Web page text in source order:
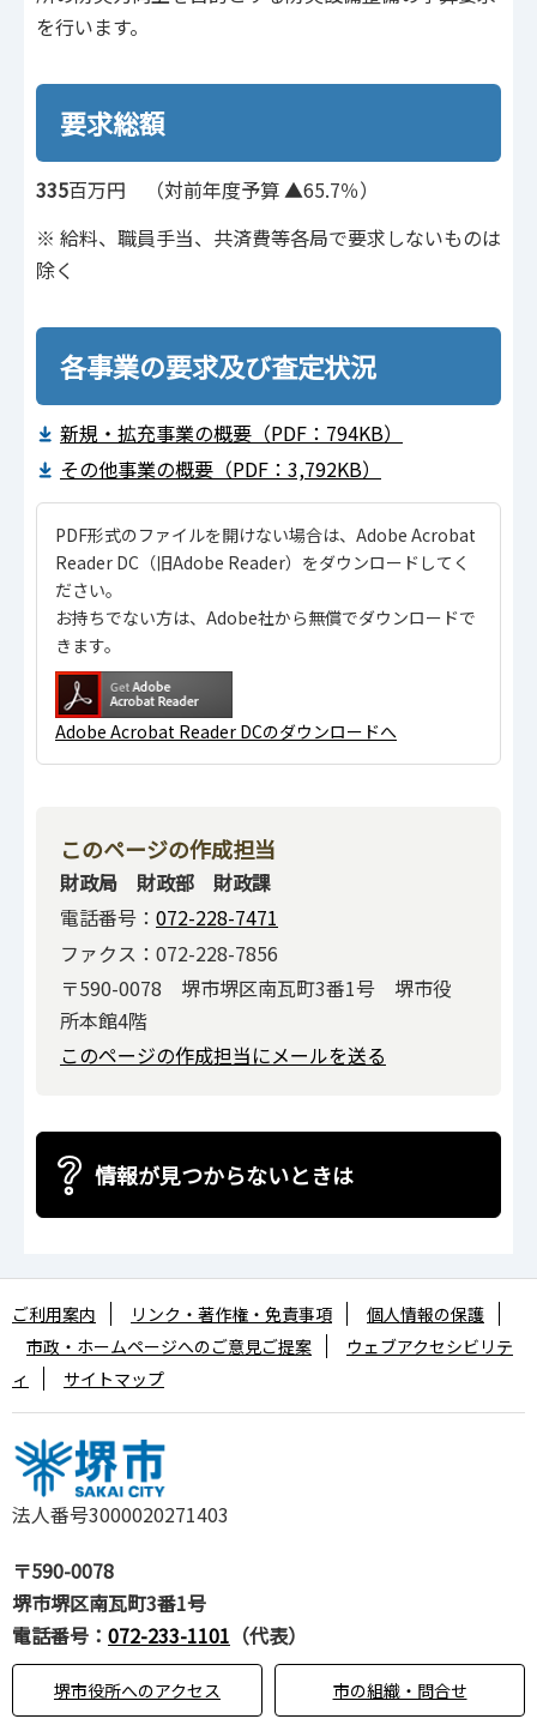
を行います。
要求総額
335百万円 （対前年度予算 ▲65.7％）
※ 給料、職員手当、共済費等各局で要求しないものは
除く
各事業の要求及び査定状況
新規・拡充事業の概要（PDF：794KB）
その他事業の概要（PDF：3,792KB）
PDF形式のファイルを開けない場合は、Adobe Acrobat
Reader DC（旧Adobe Reader）をダウンロードしてく
ださい。
お持ちでない方は、Adobe社から無償でダウンロードで
きます。
Adobe Acrobat Reader DCのダウンロードへ
このページの作成担当
財政局 財政部 財政課
電話番号： 072-228-7471
ファクス：072-228-7856
〒590-0078 堺市堺区南瓦町3番1号 堺市役
所本館4階
このページの作成担当にメールを送る
情報が見つからないときは
法人番号3000020271403
〒590-0078
堺市堺区南瓦町3番1号
電話番号： 072-233-1101 （代表）
堺市役所へのアクセス 市の組織・問合せ
ご利用案内 リンク・著作権・免責事項
個人情報の保護
市政・ホームページへのご意見ご提案
ウェブアクセシビリテ
ィ
サイトマップ